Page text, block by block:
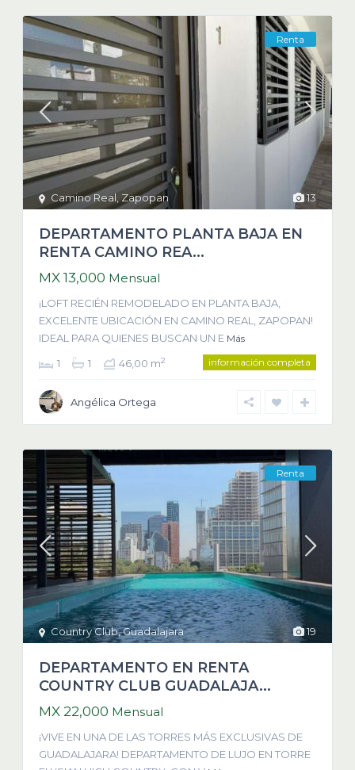
13
Camino Real Zapopan
Renta
DEPARTAMENTO PLANTA BAJA EN
RENTA CAMINO REA...
MX 13,000 Mensual
¡LOFT RECIÉN REMODELADO EN PLANTA BAJA,
EXCELENTE UBICACIÓN EN CAMINO REAL, ZAPOPAN!
IDEAL PARA QUIENES BUSCAN UN E Más
1 1 46,00 m2 información completa
Angélica Ortega
19
Country Club,Guadalajara
Renta
DEPARTAMENTO EN RENTA
COUNTRY CLUB GUADALAJA...
MX 22,000 Mensual
¡VIVE EN UNA DE LAS TORRES MÁS EXCLUSIVAS DE
GUADALAJARA! DEPARTAMENTO DE LUJO EN TORRE